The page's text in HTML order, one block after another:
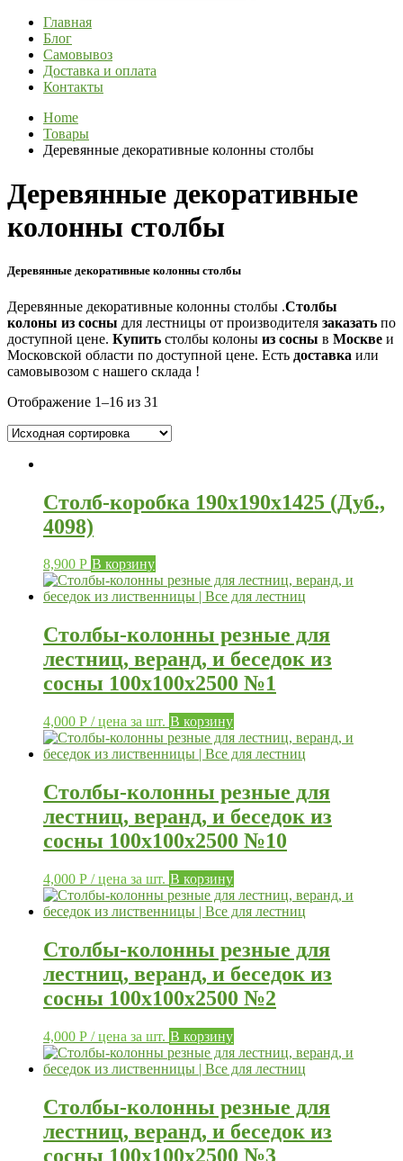
Главная
Блог
Самовывоз
Доставка и оплата
Контакты
Home
Товары
Деревянные декоративные колонны столбы
Деревянные декоративные
колонны столбы
Деревянные декоративные колонны столбы
Деревянные декоративные колонны столбы .Столбы
колоны из сосны для лестницы от производителя заказать по
доступной цене. Купить столбы колоны из сосны в Москве и
Московской области по доступной цене. Есть доставка или
самовывозом с нашего склада !
Отображение 1–16 из 31
Столб-коробка 190х190х1425 (Дуб.,
4098)
8,900 Р В корзину
Столбы-колонны резные для
лестниц, веранд, и беседок из
сосны 100х100х2500 №1
4,000 Р / цена за шт. В корзину
Столбы-колонны резные для
лестниц, веранд, и беседок из
сосны 100х100х2500 №10
4,000 Р / цена за шт. В корзину
Столбы-колонны резные для
лестниц, веранд, и беседок из
сосны 100х100х2500 №2
4,000 Р / цена за шт. В корзину
Столбы-колонны резные для
лестниц, веранд, и беседок из
сосны 100х100х2500 №3